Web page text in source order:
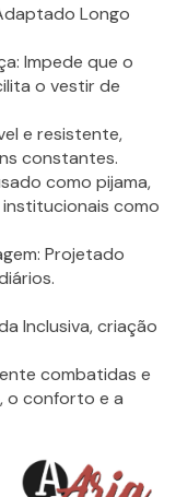
Longo
Impede que o
o vestir de
e resistente,
constantes.
como pijama,
como
Projetado
Inclusiva, criação
combatidas e
o conforto e a